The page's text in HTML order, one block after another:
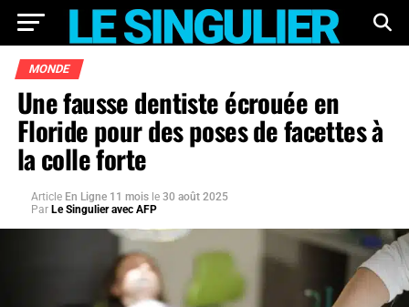
MONDE
Une fausse dentiste écrouée en
Floride pour des poses de facettes à
la colle forte
Article En Ligne 11 mois le 30 août 2025
Par Le Singulier avec AFP